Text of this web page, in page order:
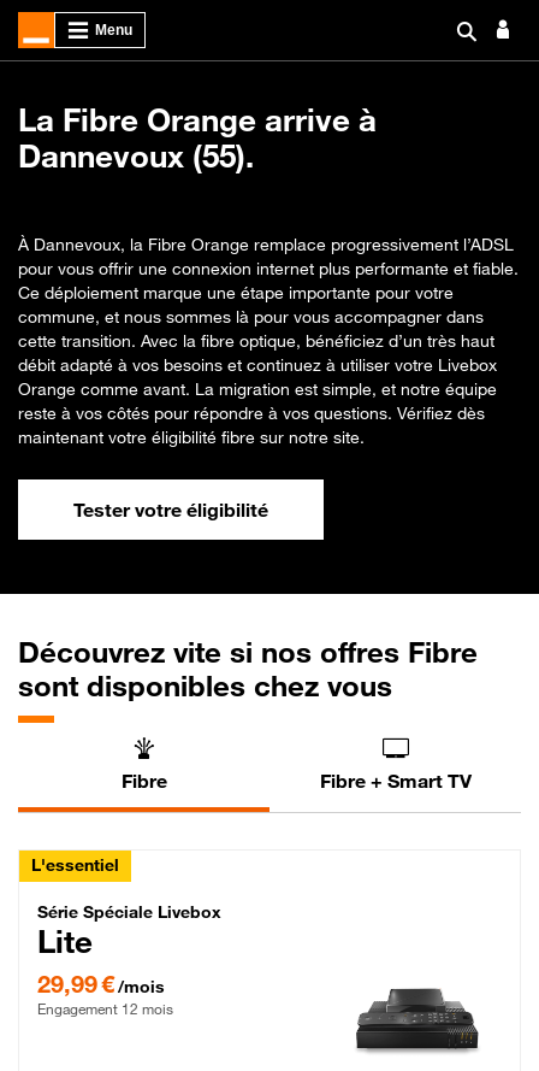
La Fibre Orange arrive à
Dannevoux (55).
À Dannevoux, la Fibre Orange remplace progressivement l’ADSL
pour vous offrir une connexion internet plus performante et fiable.
Ce déploiement marque une étape importante pour votre
commune, et nous sommes là pour vous accompagner dans
cette transition. Avec la fibre optique, bénéficiez d’un très haut
débit adapté à vos besoins et continuez à utiliser votre Livebox
Orange comme avant. La migration est simple, et notre équipe
reste à vos côtés pour répondre à vos questions. Vérifiez dès
maintenant votre éligibilité fibre sur notre site.
Tester votre éligibilité
Découvrez vite si nos offres Fibre
sont disponibles chez vous
Fibre Fibre + Smart TV
L'essentiel
Série Spéciale Livebox Lite Fibre
Série Spéciale Livebox
Lite
29,99 €/mois
Engagement 12 mois